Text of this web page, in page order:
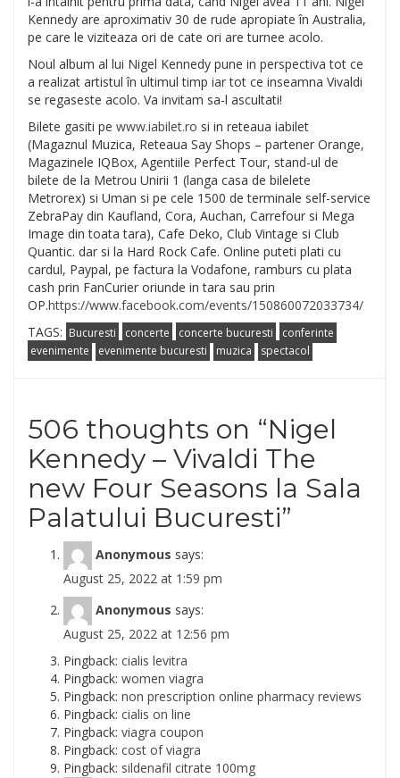
Kennedy are aproximativ 30 de rude apropiate în Australia,
pe care le viziteaza ori de cate ori are turnee acolo.
Noul album al lui Nigel Kennedy pune in perspectiva tot ce
a realizat artistul în ultimul timp iar tot ce inseamna Vivaldi
se regaseste acolo. Va invitam sa-l ascultati!
Bilete gasiti pe www.iabilet.ro si in reteaua iabilet
(Magaznul Muzica, Reteaua Say Shops – partener Orange,
Magazinele IQBox, Agentiile Perfect Tour, stand-ul de
bilete de la Metrou Unirii 1 (langa casa de bilelete
Metrorex) si Uman si pe cele 1500 de terminale self-service
ZebraPay din Kaufland, Cora, Auchan, Carrefour si Mega
Image din toata tara), Cafe Deko, Club Vintage si Club
Quantic. dar si la Hard Rock Cafe. Online puteti plati cu
cardul, Paypal, pe factura la Vodafone, ramburs cu plata
cash prin FanCurier oriunde in tara sau prin
OP.https://www.facebook.com/events/150860072033734/
TAGS: Bucuresti concerte concerte bucuresti
conferinte
evenimente
evenimente bucuresti muzica spectacol
506 thoughts on “Nigel
Kennedy – Vivaldi The
new Four Seasons la Sala
Palatului Bucuresti”
Anonymous says:
August 25, 2022 at 1:59 pm
Anonymous says:
August 25, 2022 at 12:56 pm
Pingback: cialis levitra
Pingback: women viagra
Pingback: non prescription online pharmacy reviews
Pingback: cialis on line
Pingback: viagra coupon
Pingback: cost of viagra
Pingback: sildenafil citrate 100mg